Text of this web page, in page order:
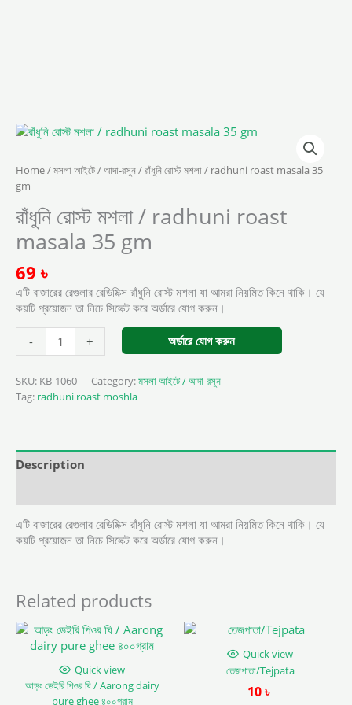
Home/মসলা আইটে / আদা-রসুন/ রাঁধুনি রোস্ট মশলা / radhuni roast masala 35
gm
রাঁধুনি রোস্ট মশলা / radhuni roast
masala 35 gm
69৳
এটি বাজারের রেগুলার রেডিমিক্স রাঁধুনি রোস্ট মশলা যা আমরা নিয়মিত কিনে থাকি। যে
কয়টি প্রয়োজন তা নিচে সিলেক্ট করে অর্ডারে যোগ করুন।
-
রাঁধুনি
/
radhuni
roast
masala
35
quantity
+ অর্ডারে যোগ করুন
SKU: KB-1060 Category:মসলা আইটে / আদা-রসুন
Tag: radhuni roast moshla
Description
এটি বাজারের রেগুলার রেডিমিক্স রাঁধুনি রোস্ট মশলা যা আমরা নিয়মিত কিনে থাকি। যে
কয়টি প্রয়োজন তা নিচে সিলেক্ট করে অর্ডারে যোগ করুন।
Related products
Quick view
আড়ং ডেইরি পিওর ঘি / Aarong dairy
pure ghee ৪০০গ্রাম
Quick view
তেজপাতা/Tejpata
10৳